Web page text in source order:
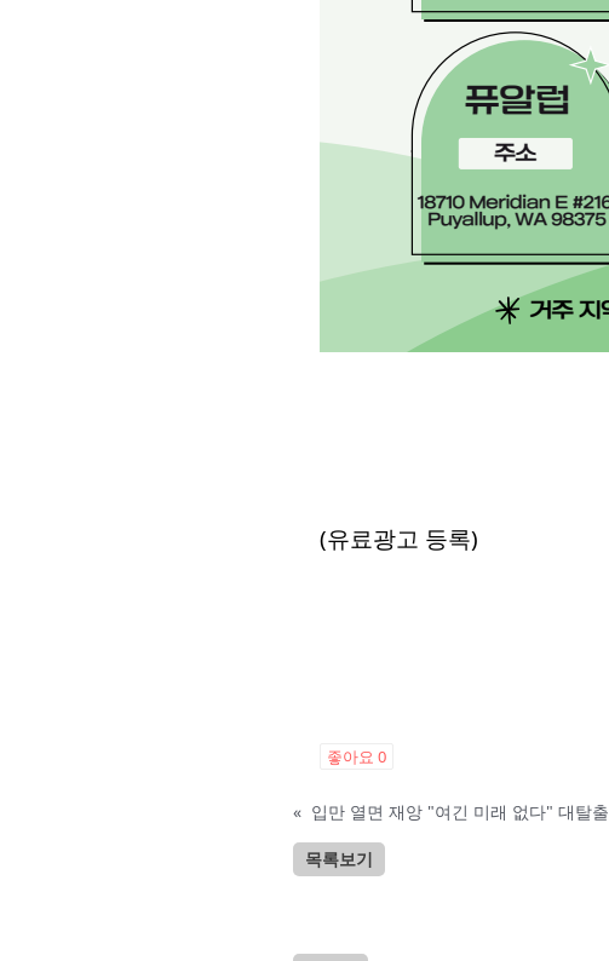
(유료광고 등록)
좋아요 0
« 입만 열면 재앙 "여긴 미래 없다" 대탈출
목록보기